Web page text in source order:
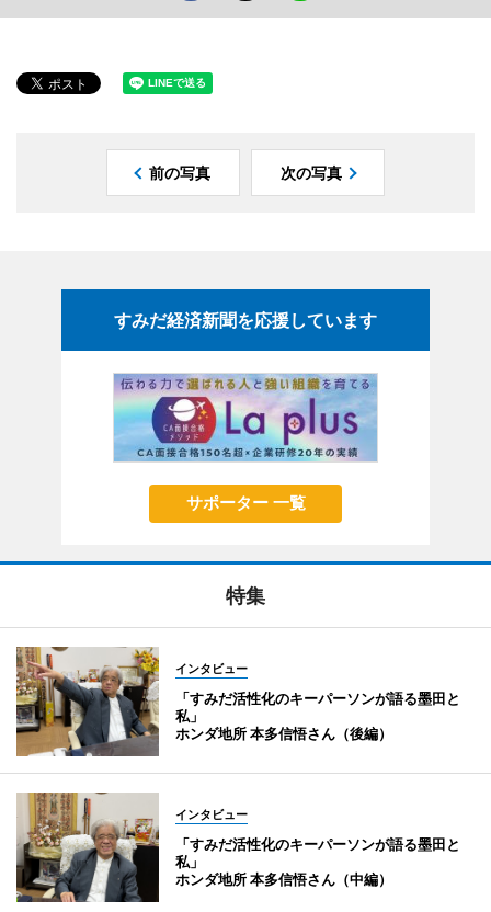
前の写真 次の写真
すみだ経済新聞を応援しています
サポーター 一覧
特集
インタビュー
「すみだ活性化のキーパーソンが語る墨田と
私」
ホンダ地所 本多信悟さん（後編）
インタビュー
「すみだ活性化のキーパーソンが語る墨田と
私」
ホンダ地所 本多信悟さん（中編）